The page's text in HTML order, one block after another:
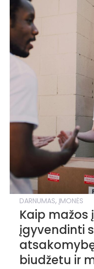
DARNUMAS,ĮMONĖS
Kaip mažos
įgyvendinti
biudžetu ir